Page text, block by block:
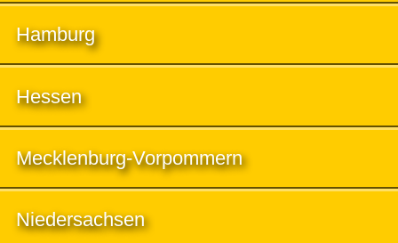
Hamburg
Hessen
Mecklenburg-Vorpommern
Niedersachsen